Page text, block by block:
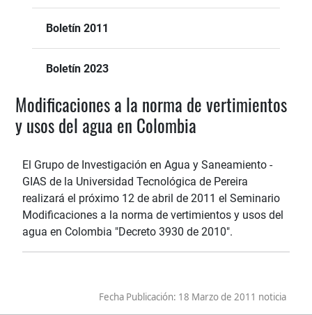
Boletín 2011
Boletín 2023
Modificaciones a la norma de vertimientos
y usos del agua en Colombia
El Grupo de Investigación en Agua y Saneamiento -
GIAS de la Universidad Tecnológica de Pereira
realizará el próximo 12 de abril de 2011 el Seminario
Modificaciones a la norma de vertimientos y usos del
agua en Colombia "Decreto 3930 de 2010".
Fecha Publicación: 18 Marzo de 2011 noticia